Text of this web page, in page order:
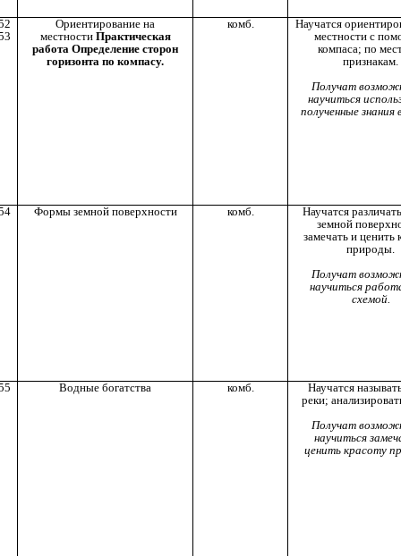
Ориентирование на
местностиПрактическая
работа Определение сторон
горизонта по компасу.
комб.
Научатся
местности с
компаса; по
признакам.
Получат
научиться
полученные знания
Формы земной поверхности комб.
Научатся
земной
замечать и ценить
природы.
Получат
научиться
схемой.
Водные богатства комб.
Научатся
реки;
Получат
научиться
ценить красоту